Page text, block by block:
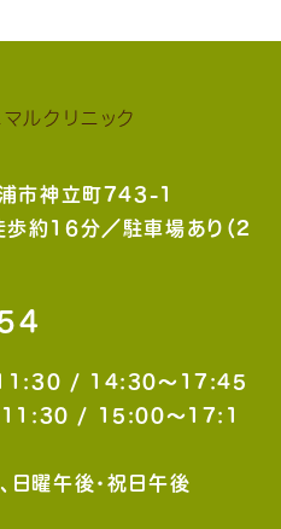
市神立町743-1
歩約16分／駐車場あり（2
11:30 / 14:30〜17:45
11:30 / 15:00〜17:1
日曜午後・祝日午後